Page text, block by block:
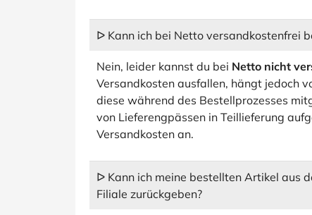
ᐅ Kann ich bei Netto versandkostenfrei
Nein, leider kannst du bei Netto nicht
Versandkosten ausfallen, hängt jedoch
diese während des Bestellprozesses
von Lieferengpässen in Teillieferung
Versandkosten an.
ᐅ Kann ich meine bestellten Artikel aus
Filiale zurückgeben?